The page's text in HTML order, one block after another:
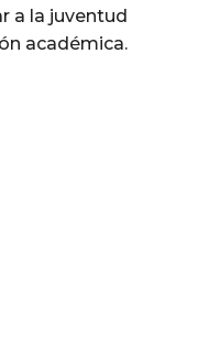
a la juventud
académica.